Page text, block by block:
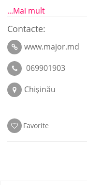
...Mai mult
Contacte:
www.major.md
069901903
Chișinău
Favorite